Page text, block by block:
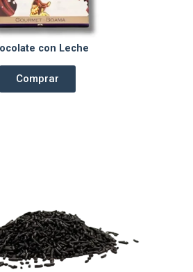
con Leche
Comprar